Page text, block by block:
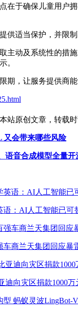
在于确保儿童用户
供适当保护，并限
主动及系统性的
。
期，让服务提供商
站原创文章，转载
又会带来哪些风险
语音合成模型全量开
：AI人工智能已可
商兰天集团回应暴
迪向灾区捐款1000万